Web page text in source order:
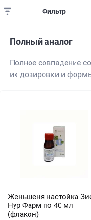
Фильтр
Полный аналог
Полное совпадение
их дозировки и
Женьшеня настойка
Нур Фарм по 40 мл
(флакон)